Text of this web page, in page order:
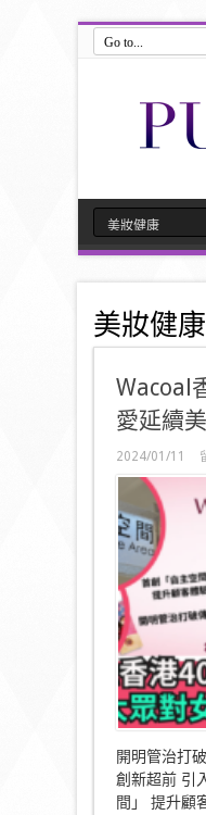
美妝健康
Wacoal
愛延續美
2024/01/11
愛
開明管治打
創新超前 引
間」 提升顧